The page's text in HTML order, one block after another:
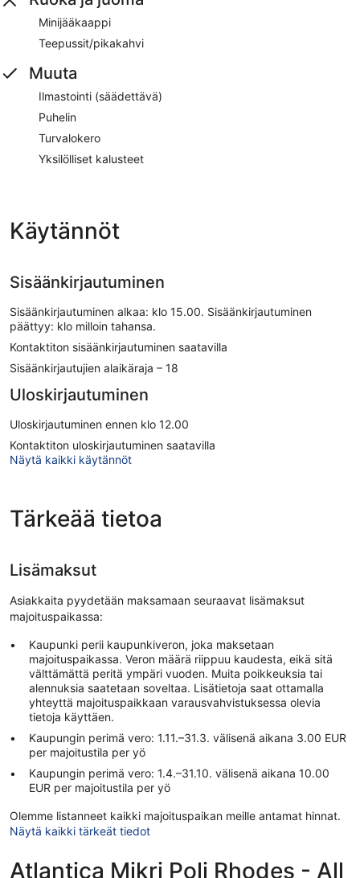
Minijääkaappi
Teepussit/pikakahvi
Muuta
Ilmastointi (säädettävä)
Puhelin
Turvalokero
Yksilölliset kalusteet
Käytännöt
Sisäänkirjautuminen
Sisäänkirjautuminen alkaa: klo 15.00. Sisäänkirjautuminen
päättyy: klo milloin tahansa.
Kontaktiton sisäänkirjautuminen saatavilla
Sisäänkirjautujien alaikäraja – 18
Uloskirjautuminen
Uloskirjautuminen ennen klo 12.00
Kontaktiton uloskirjautuminen saatavilla
Näytä kaikki käytännöt
Tärkeää tietoa
Lisämaksut
Asiakkaita pyydetään maksamaan seuraavat lisämaksut
majoituspaikassa:
Kaupunki perii kaupunkiveron, joka maksetaan
majoituspaikassa. Veron määrä riippuu kaudesta, eikä sitä
välttämättä peritä ympäri vuoden. Muita poikkeuksia tai
alennuksia saatetaan soveltaa. Lisätietoja saat ottamalla
yhteyttä majoituspaikkaan varausvahvistuksessa olevia
tietoja käyttäen.
Kaupungin perimä vero: 1.11.–31.3. välisenä aikana 3.00 EUR
per majoitustila per yö
Kaupungin perimä vero: 1.4.–31.10. välisenä aikana 10.00
EUR per majoitustila per yö
Olemme listanneet kaikki majoituspaikan meille antamat hinnat.
Näytä kaikki tärkeät tiedot
Atlantica Mikri Poli Rhodes - All